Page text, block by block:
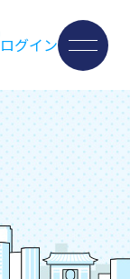
ログイン